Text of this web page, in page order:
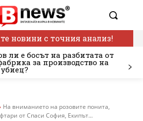
новини с точния анализ!
ли е босът на разбитата от
за производство на
На вниманието на розовите понита,
от Спаси София, Екипът...